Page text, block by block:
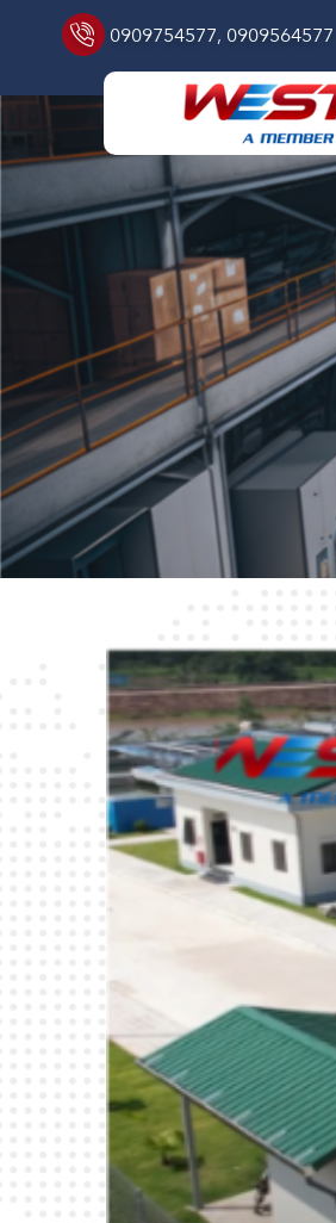
0909754577, 0909564577